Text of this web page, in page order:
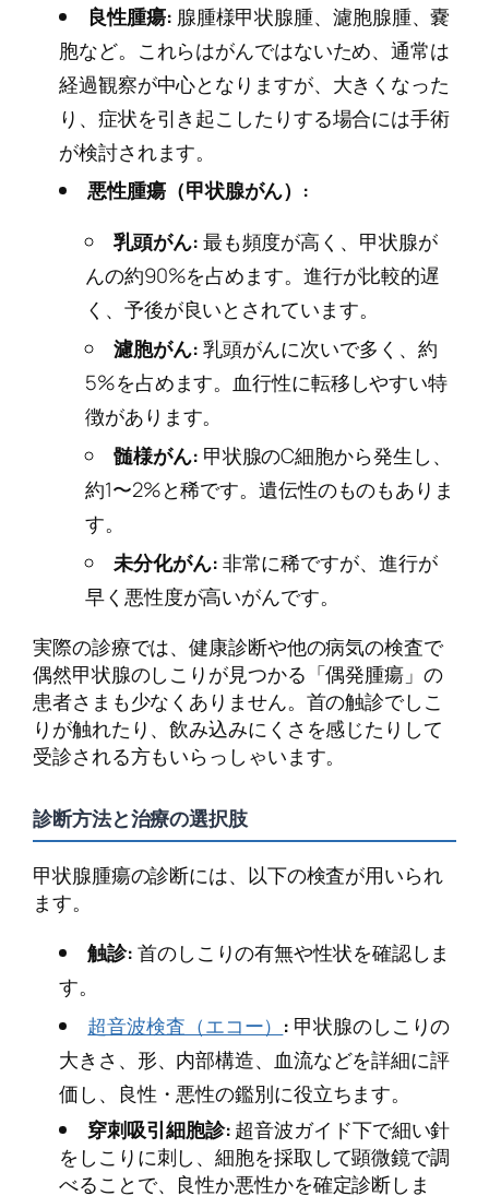
良性腫瘍: 腺腫様甲状腺腫、濾胞腺腫、嚢
胞など。これらはがんではないため、通常は
経過観察が中心となりますが、大きくなった
り、症状を引き起こしたりする場合には手術
が検討されます。
悪性腫瘍（甲状腺がん）:
乳頭がん:最も頻度が高く、甲状腺が
んの約90%を占めます。進行が比較的遅
く、予後が良いとされています。
濾胞がん:乳頭がんに次いで多く、約
5%を占めます。血行性に転移しやすい特
徴があります。
髄様がん: 甲状腺のC細胞から発生し、
約1〜2%と稀です。遺伝性のものもありま
す。
未分化がん:非常に稀ですが、進行が
早く悪性度が高いがんです。
実際の診療では、健康診断や他の病気の検査で
偶然甲状腺のしこりが見つかる「偶発腫瘍」の
患者さまも少なくありません。首の触診でしこ
りが触れたり、飲み込みにくさを感じたりして
受診される方もいらっしゃいます。
診断方法と治療の選択肢
甲状腺腫瘍の診断には、以下の検査が用いられ
ます。
触診:首のしこりの有無や性状を確認しま
す。
超音波検査（エコー） : 甲状腺のしこりの
大きさ、形、内部構造、血流などを詳細に評
価し、良性・悪性の鑑別に役立ちます。
穿刺吸引細胞診:超音波ガイド下で細い針
をしこりに刺し、細胞を採取して顕微鏡で調
べることで、良性か悪性かを確定診断しま